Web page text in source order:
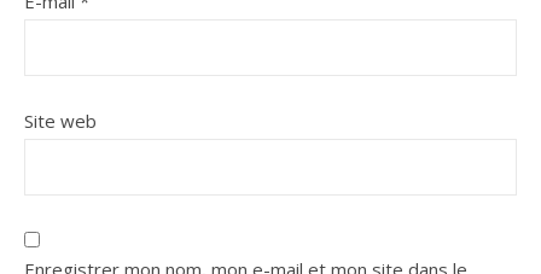
Site web
Enregistrer mon nom, mon e-mail et mon site dans le